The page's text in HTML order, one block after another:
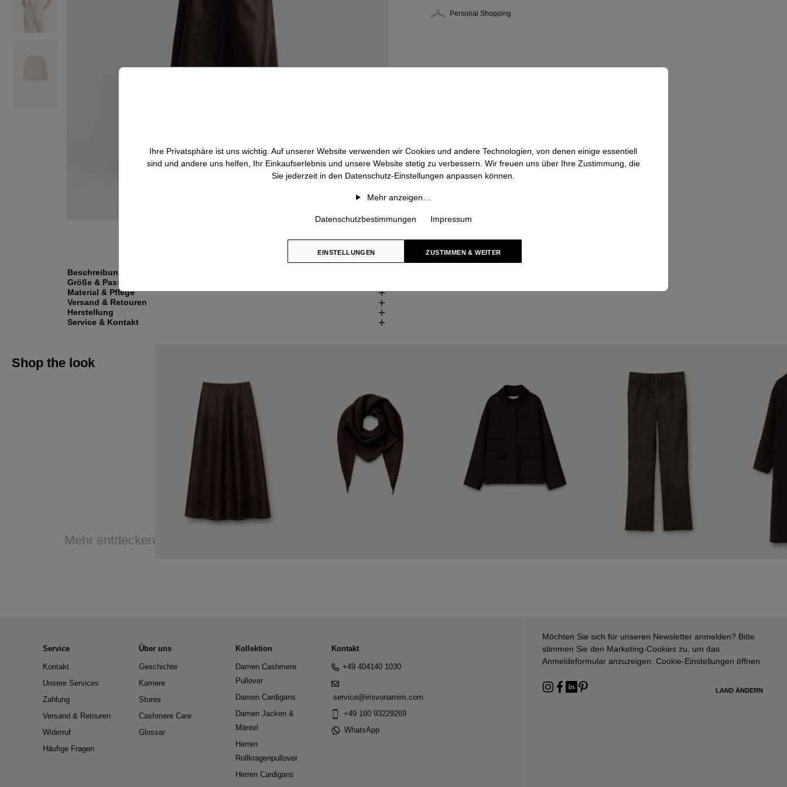
Personal Shopping
Beschreibung
Größe & Passform
Material & Pflege
Versand & Retouren
Herstellung
Service & Kontakt
Shop the look
Mehr entdecken
Service
Kontakt
Unsere Services
Zahlung
Versand & Retouren
Widerruf
Häufige Fragen
Über uns
Geschichte
Karriere
Stores
Cashmere Care
Glossar
Kollektion
Damen Cashmere
Pullover
Damen Cardigans
Damen Jacken &
Mäntel
Herren
Rollkragenpullover
Herren Cardigans
Kontakt
+49 404140 1030
service@irisvonarnim.com
+49 160 93229269
WhatsApp
Möchten Sie sich für unseren Newsletter anmelden? Bitte
stimmen Sie den Marketing-Cookies zu, um das
Anmeldeformular anzuzeigen: Cookie-Einstellungen öffnen
LAND ÄNDERN
Ihre Privatsphäre ist uns wichtig. Auf unserer Website verwenden wir Cookies und andere Technologien, von denen einige essentiell
sind und andere uns helfen, Ihr Einkaufserlebnis und unsere Website stetig zu verbessern. Wir freuen uns über Ihre Zustimmung, die
Sie jederzeit in den Datenschutz-Einstellungen anpassen können.
Mehr anzeigen…
Datenschutzbestimmungen Impressum
EINSTELLUNGEN ZUSTIMMEN & WEITER